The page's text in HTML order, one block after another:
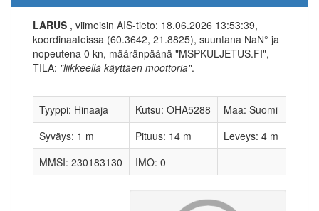
LARUS , viimeisin AIS-tieto: 18.06.2026 13:53:39,
koordinaateissa (60.3642, 21.8825), suuntana NaN° ja
nopeutena 0 kn, määränpäänä "MSPKULJETUS.FI",
TILA: "liikkeellä käyttäen moottoria".
Tyyppi: Hinaaja Kutsu: OHA5288
Maa: Suomi
Syväys: 1 m
Pituus: 14 m
Leveys: 4 m
MMSI: 230183130
IMO: 0